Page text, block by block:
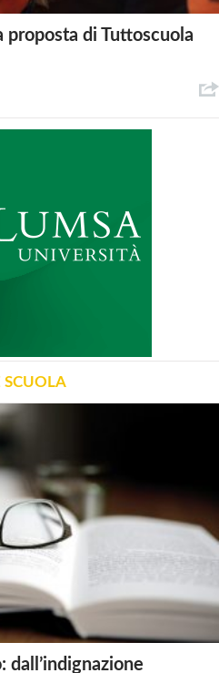
proposta di Tuttoscuola
SCUOLA
dall’indignazione